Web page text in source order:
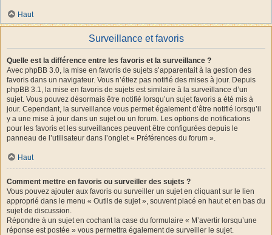
Haut
Surveillance et favoris
Quelle est la différence entre les favoris et la surveillance ?
Avec phpBB 3.0, la mise en favoris de sujets s’apparentait à la gestion des
favoris dans un navigateur. Vous n’étiez pas notifié des mises à jour. Depuis
phpBB 3.1, la mise en favoris de sujets est similaire à la surveillance d’un
sujet. Vous pouvez désormais être notifié lorsqu’un sujet favoris a été mis à
jour. Cependant, la surveillance vous permet également d’être notifié lorsqu’il
y a une mise à jour dans un sujet ou un forum. Les options de notifications
pour les favoris et les surveillances peuvent être configurées depuis le
panneau de l’utilisateur dans l’onglet « Préférences du forum ».
Haut
Comment mettre en favoris ou surveiller des sujets ?
Vous pouvez ajouter aux favoris ou surveiller un sujet en cliquant sur le lien
approprié dans le menu « Outils de sujet », souvent placé en haut et en bas du
sujet de discussion.
Répondre à un sujet en cochant la case du formulaire « M’avertir lorsqu’une
réponse est postée » vous permettra également de surveiller le sujet.